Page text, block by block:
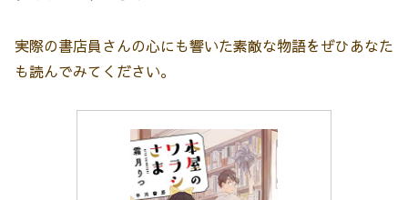
実際の書店員さんの心にも響いた素敵な物語をぜひあなた
も読んでみてください。